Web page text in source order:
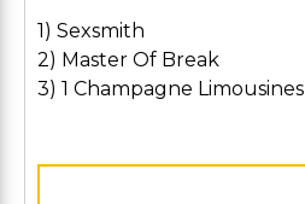
1) Sexsmith
2) Master Of Break
3) 1 Champagne Limousines